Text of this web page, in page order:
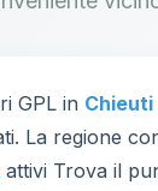
GPL in Chieuti
La regione
attivi Trova il